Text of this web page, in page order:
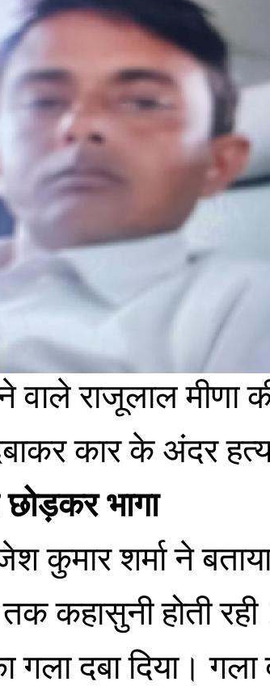
वाले राजूलाल
कार के अंदर
भागा
कुमार शर्मा ने
तक कहासुनी होती
गला दबा दिया।